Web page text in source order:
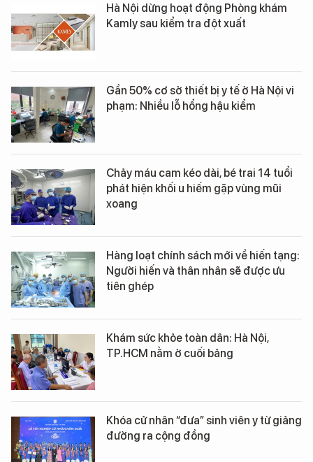
Hà Nội dừng hoạt động Phòng khám
Kamly sau kiểm tra đột xuất
Gần 50% cơ sở thiết bị y tế ở Hà Nội vi
phạm: Nhiều lỗ hổng hậu kiểm
Chảy máu cam kéo dài, bé trai 14 tuổi
phát hiện khối u hiếm gặp vùng mũi
xoang
Hàng loạt chính sách mới về hiến tạng:
Người hiến và thân nhân sẽ được ưu
tiên ghép
Khám sức khỏe toàn dân: Hà Nội,
TP.HCM nằm ở cuối bảng
Khóa cử nhân “đưa” sinh viên y từ giảng
đường ra cộng đồng